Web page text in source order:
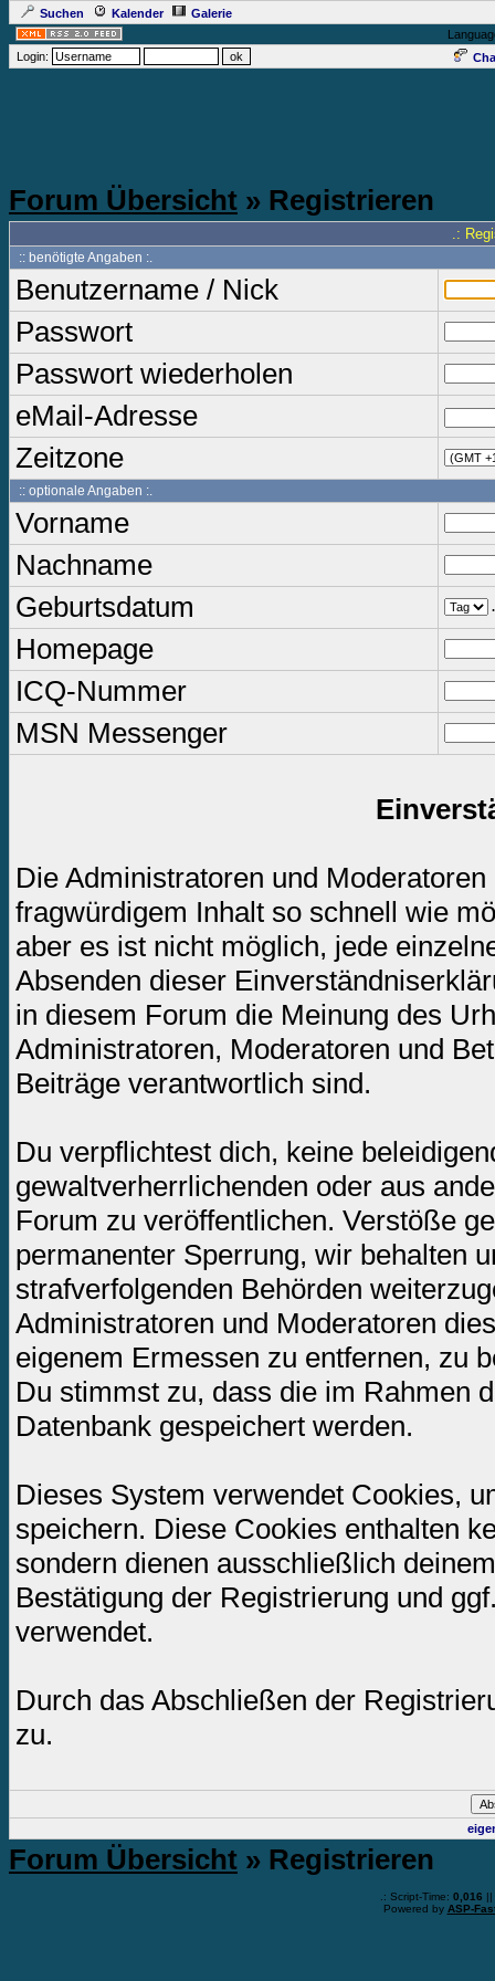
Suchen Kalender
Galerie
Login:
Forum Übersicht » Registrieren
.:
:: benötigte Angaben :.
Benutzername / Nick
Passwort
Passwort wiederholen
eMail-Adresse
Zeitzone
:: optionale Angaben :.
Vorname
Nachname
Geburtsdatum
.
Homepage
ICQ-Nummer
MSN Messenger
Die Administratoren und
fragwürdigem Inhalt so schnell wie
aber es ist nicht möglich, jede
Absenden dieser
in diesem Forum die Meinung des
Administratoren, Moderatoren und
Beiträge verantwortlich sind.
Du verpflichtest dich, keine
gewaltverherrlichenden oder aus
Forum zu veröffentlichen. Verstöße
permanenter Sperrung, wir behalten
strafverfolgenden Behörden
Administratoren und Moderatoren
eigenem Ermessen zu entfernen, zu
Du stimmst zu, dass die im Rahmen
Datenbank gespeichert werden.
Dieses System verwendet Cookies,
speichern. Diese Cookies enthalten
sondern dienen ausschließlich
Bestätigung der Registrierung und
verwendet.
Durch das Abschließen der
zu.
Forum Übersicht » Registrieren
.: Script-Time: 0,016 ||
Powered by ASP-